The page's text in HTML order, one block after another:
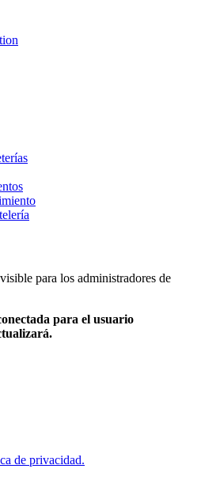
para los administradores de
para el usuario
de privacidad.